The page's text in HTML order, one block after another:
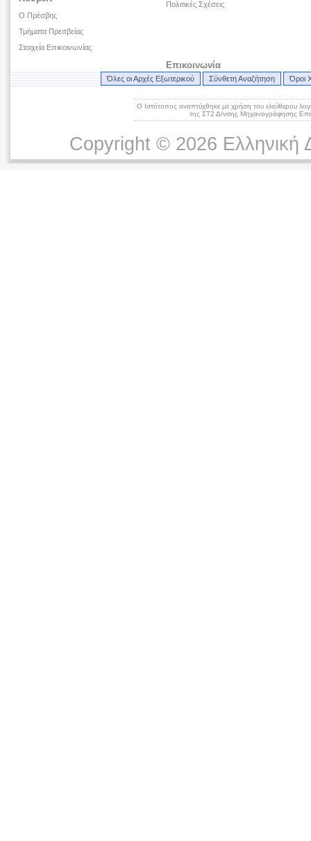
Ο Πρέσβης
Τμήματα Πρεσβείας
Στοιχεία Επικοινωνίας
Πολιτικές Σχέσεις
Επικοινωνία
Όλες οι Αρχές Εξωτερικού Σύνθετη Αναζήτηση Όροι
Ο Ιστότοπος αναπτύχθηκε με χρήση του ελεύθερου
της ΣΤ2 Δ/νσης Μηχανογράφησης
Copyright © 2026